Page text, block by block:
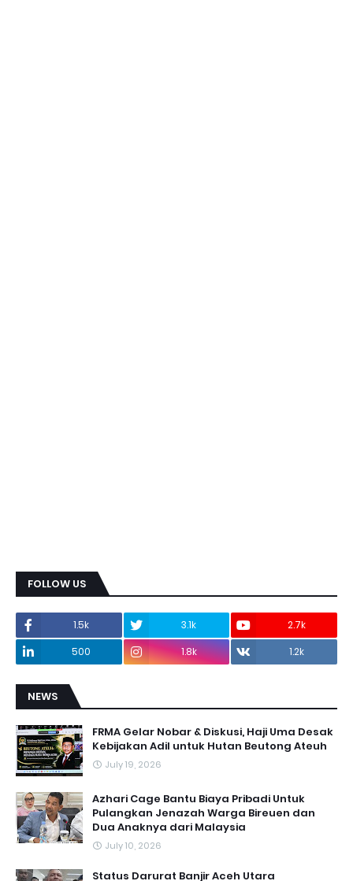
FOLLOW US
1.5k 3.1k
2.7k
500
1.8k 1.2k
NEWS
FRMA Gelar Nobar & Diskusi, Haji Uma Desak
Kebijakan Adil untuk Hutan Beutong Ateuh
July 19, 2026
Azhari Cage Bantu Biaya Pribadi Untuk
Pulangkan Jenazah Warga Bireuen dan
Dua Anaknya dari Malaysia
July 10, 2026
Status Darurat Banjir Aceh Utara